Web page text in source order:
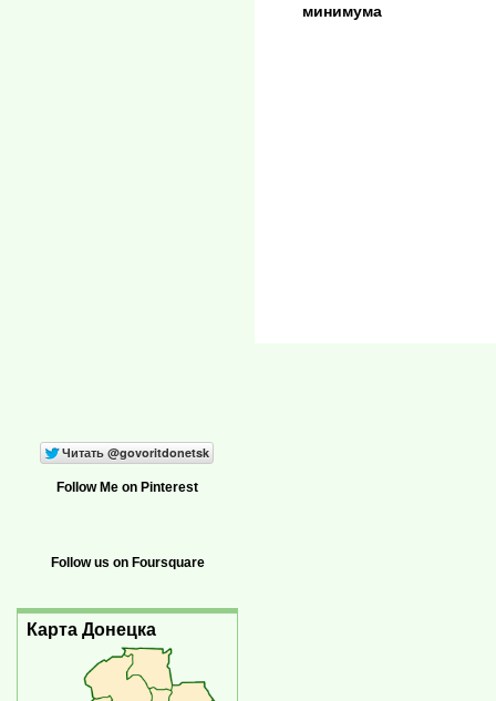
минимума
Follow Me on Pinterest
Follow us on Foursquare
Карта Донецка